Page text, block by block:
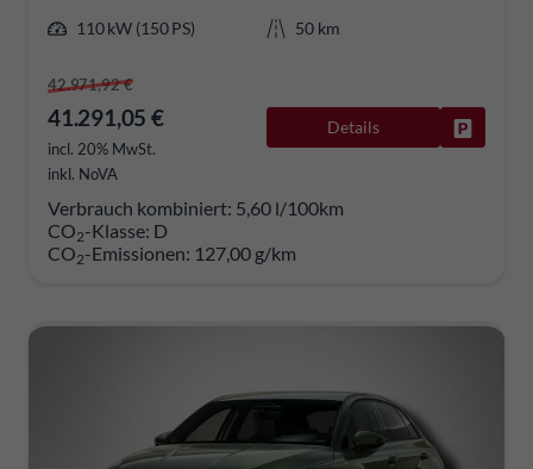
110 kW (150 PS)
50 km
42.971,92 €
41.291,05 €
incl. 20% MwSt.
inkl. NoVA
Details
Verbrauch kombiniert: 5,60 l/100km
CO2-Klasse: D
CO2-Emissionen: 127,00 g/km